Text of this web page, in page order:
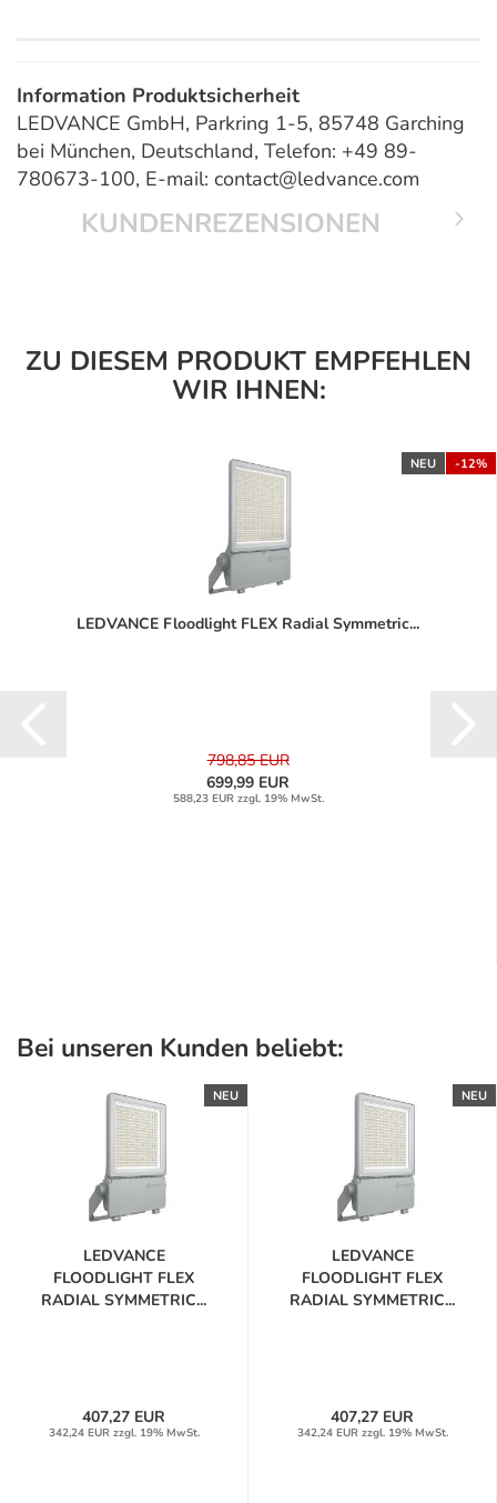
Information Produktsicherheit
LEDVANCE GmbH, Parkring 1-5, 85748 Garching
bei München, Deutschland, Telefon: +49 89-
780673-100, E-mail: contact@ledvance.com
KUNDENREZENSIONEN
ZU DIESEM PRODUKT EMPFEHLEN
WIR IHNEN:
NEU -12%
LEDVANCE Floodlight FLEX Radial Symmetric...
798,85 EUR
699,99 EUR
588,23 EUR zzgl. 19% MwSt.
Bei unseren Kunden beliebt:
NEU
LEDVANCE
FLOODLIGHT FLEX
RADIAL SYMMETRIC...
407,27 EUR
342,24 EUR zzgl. 19% MwSt.
NEU
LEDVANCE
FLOODLIGHT FLEX
RADIAL SYMMETRIC...
407,27 EUR
342,24 EUR zzgl. 19% MwSt.